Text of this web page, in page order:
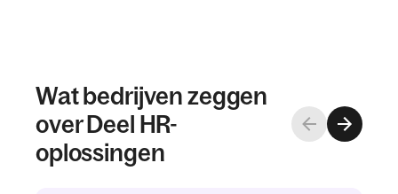
Wat bedrijven zeggen
over Deel HR-
oplossingen